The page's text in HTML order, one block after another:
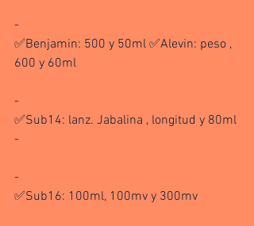
-
✅Benjamin: 500 y 50ml ✅Alevin: peso ,
600 y 60ml
-
✅Sub14: lanz. Jabalina , longitud y 80ml
-
-
✅Sub16: 100ml, 100mv y 300mv